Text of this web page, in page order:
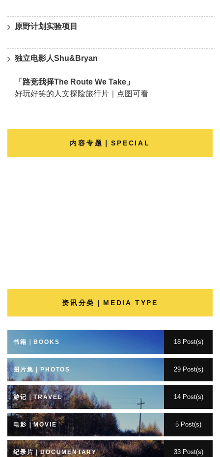
原野计划实验项目
独立电影人Shu&Bryan
「路竞我择The Route We Take」
好玩好笑的人文探险旅行片｜点图可看
内容专题｜SPECIAL
资讯分类｜MEDIA TYPE
书籍｜BOOKS 18 Post(s)
图片集｜PHOTOS 29 Post(s)
游记｜TRAVEL 14 Post(s)
电影｜MOVIE 5 Post(s)
纪录片｜DOCUMENTARY 33 Post(s)